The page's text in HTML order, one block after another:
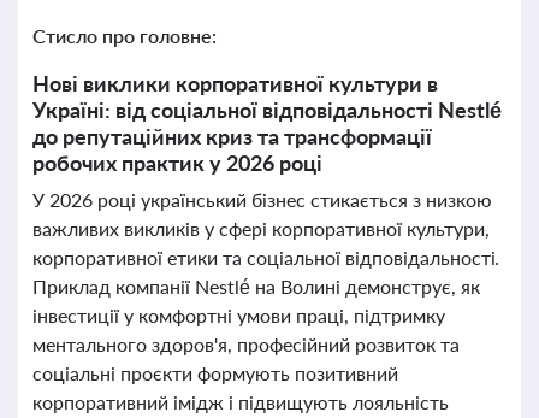
Стисло про головне:
Нові виклики корпоративної культури в
Україні: від соціальної відповідальності Nestlé
до репутаційних криз та трансформації
робочих практик у 2026 році
У 2026 році український бізнес стикається з низкою
важливих викликів у сфері корпоративної культури,
корпоративної етики та соціальної відповідальності.
Приклад компанії Nestlé на Волині демонструє, як
інвестиції у комфортні умови праці, підтримку
ментального здоров'я, професійний розвиток та
соціальні проєкти формують позитивний
корпоративний імідж і підвищують лояльність